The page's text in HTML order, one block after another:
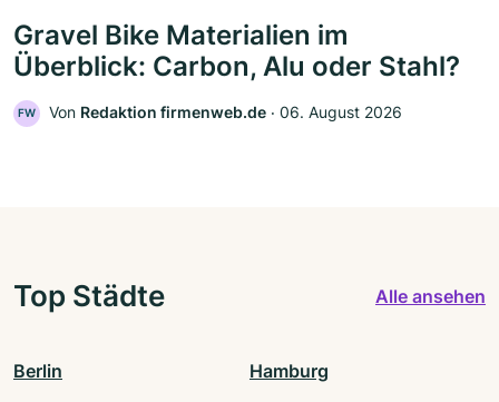
Gravel Bike Materialien im
Überblick: Carbon, Alu oder Stahl?
FW Von Redaktion firmenweb.de ‧ 06. August 2026
Top Städte Alle ansehen
Berlin Hamburg